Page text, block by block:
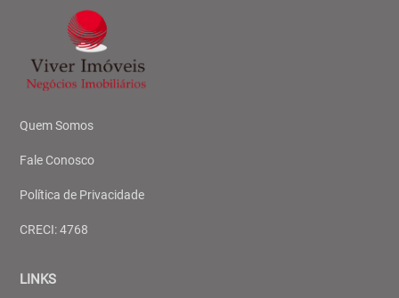
Quem Somos
Fale Conosco
Política de Privacidade
CRECI: 4768
LINKS